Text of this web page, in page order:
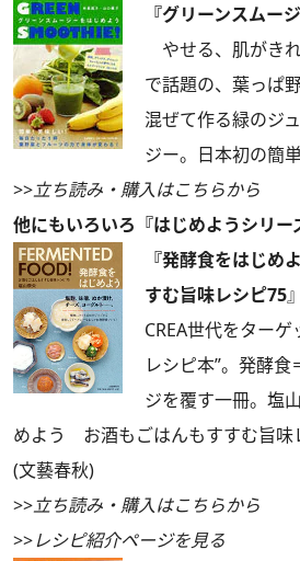
『グリーンスムー
やせる、肌がき
で話題の、葉っぱ
混ぜて作る緑のジ
ジー。日本初の簡
>>立ち読み・購入はこちらから
他にもいろいろ『はじめようシリー
『発酵食をはじ
すむ旨味レシピ75』
CREA世代をター
レシピ本”。発酵
ジを覆す一冊。塩
めよう お酒もごはんもすすむ旨
(文藝春秋)
>>立ち読み・購入はこちらから
>>レシピ紹介ページを見る